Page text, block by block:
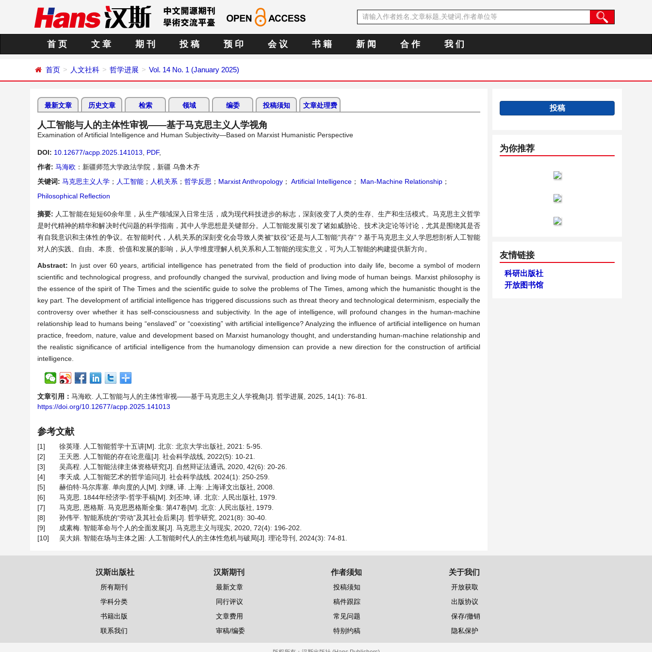
首 页 文 章 期 刊 投 稿 预 印 会 议 书 籍 新 闻 合 作 我 们
首页 人文社科 哲学进展 Vol. 14 No. 1 (January 2025)
最新文章 历史文章 检索 领域 编委 投稿须知 文章处理费
人工智能与人的主体性审视——基于马克思主义人学视角
Examination of Artificial Intelligence and Human Subjectivity—Based on Marxist Humanistic Perspective
DOI: 10.12677/acpp.2025.141013 PDF,
作者: 马海欧 ：新疆师范大学政法学院，新疆 乌鲁木齐
关键词: 马克思主义人学 ； 人工智能 ； 人机关系 ； 哲学反思 ； Marxist Anthropology ； Artificial Intelligence ； Man-Machine Relationship ；
Philosophical Reflection
摘要: 人工智能在短短60余年里，从生产领域深入日常生活，成为现代科技进步的标志，深刻改变了人类的生存、生产和生活模式。马克思主义哲学
是时代精神的精华和解决时代问题的科学指南，其中人学思想是关键部分。人工智能发展引发了诸如威胁论、技术决定论等讨论，尤其是围绕其是否
有自我意识和主体性的争议。在智能时代，人机关系的深刻变化会导致人类被“奴役”还是与人工智能“共存”？基于马克思主义人学思想剖析人工智能
对人的实践、自由、本质、价值和发展的影响，从人学维度理解人机关系和人工智能的现实意义，可为人工智能的构建提供新方向。
Abstract: In just over 60 years, artificial intelligence has penetrated from the field of production into daily life, become a symbol of modern
scientific and technological progress, and profoundly changed the survival, production and living mode of human beings. Marxist philosophy is
the essence of the spirit of The Times and the scientific guide to solve the problems of The Times, among which the humanistic thought is the
key part. The development of artificial intelligence has triggered discussions such as threat theory and technological determinism, especially the
controversy over whether it has self-consciousness and subjectivity. In the age of intelligence, will profound changes in the human-machine
relationship lead to humans being “enslaved” or “coexisting” with artificial intelligence? Analyzing the influence of artificial intelligence on human
practice, freedom, nature, value and development based on Marxist humanology thought, and understanding human-machine relationship and
the realistic significance of artificial intelligence from the humanology dimension can provide a new direction for the construction of artificial
intelligence.
文章引用： 马海欧. 人工智能与人的主体性审视——基于马克思主义人学视角[J]. 哲学进展, 2025, 14(1): 76-81.
https://doi.org/10.12677/acpp.2025.141013
参考文献
[1]
徐英瑾. 人工智能哲学十五讲[M]. 北京: 北京大学出版社, 2021: 5-95.
[2]
王天恩. 人工智能的存在论意蕴[J]. 社会科学战线, 2022(5): 10-21.
[3]
吴高程. 人工智能法律主体资格研究[J]. 自然辩证法通讯, 2020, 42(6): 20-26.
[4]
李天成. 人工智能艺术的哲学追问[J]. 社会科学战线. 2024(1): 250-259.
[5]
赫伯特∙马尔库塞. 单向度的人[M]. 刘继, 译. 上海: 上海译文出版社, 2008.
[6]
马克思. 1844年经济学-哲学手稿[M]. 刘丕坤, 译. 北京: 人民出版社, 1979.
[7]
马克思, 恩格斯. 马克思恩格斯全集: 第47卷[M]. 北京: 人民出版社, 1979.
[8]
孙伟平. 智能系统的“劳动”及其社会后果[J]. 哲学研究, 2021(8): 30-40.
[9]
成素梅. 智能革命与个人的全面发展[J]. 马克思主义与现实, 2020, 72(4): 196-202.
[10]
吴大娟. 智能在场与主体之困: 人工智能时代人的主体性危机与破局[J]. 理论导刊, 2024(3): 74-81.
投稿
为你推荐
友情链接
科研出版社
开放图书馆
汉斯出版社
所有期刊
学科分类
书籍出版
联系我们
汉斯期刊
最新文章
同行评议
文章费用
审稿/编委
作者须知
投稿须知
稿件跟踪
常见问题
特别约稿
关于我们
开放获取
出版协议
保存/撤销
隐私保护